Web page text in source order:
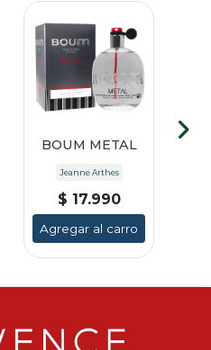
BOUM METAL
Jeanne Arthes
$ 17.990
Agregar al carro